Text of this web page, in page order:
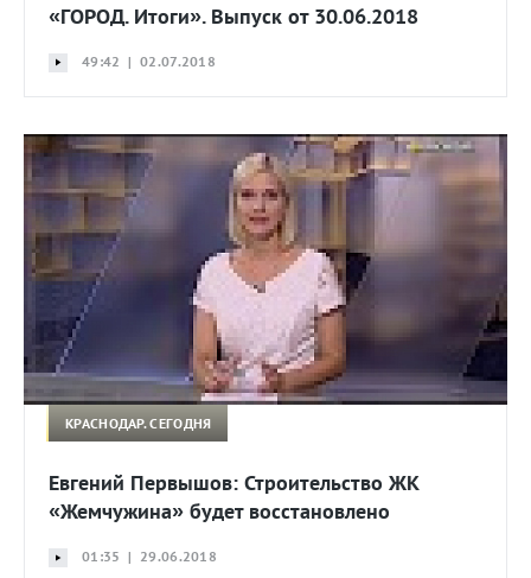
«ГОРОД. Итоги». Выпуск от 30.06.2018
49:42 | 02.07.2018
КРАСНОДАР. СЕГОДНЯ
Евгений Первышов: Строительство ЖК
«Жемчужина» будет восстановлено
01:35 | 29.06.2018